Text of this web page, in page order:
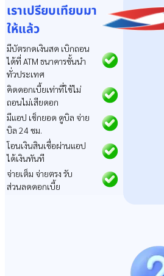
เราเปรียบเทียบมา
ให้แล้ว
มีบัตรกดเงินสด เบิกถอน
ได้ที่ ATM ธนาคารชั้นนำ
ทั่วประเทศ
คิดดอกเบี้ยเท่าที่ใช้ไม่
ถอนไม่เสียดอก
มีแอป เช็กยอด ดูบิล จ่าย
บิล 24 ชม.
โอนเงินสินเชื่อผ่านแอป
ได้เงินทันที
จ่ายเต็ม จ่ายตรง รับ
ส่วนลดดอกเบี้ย